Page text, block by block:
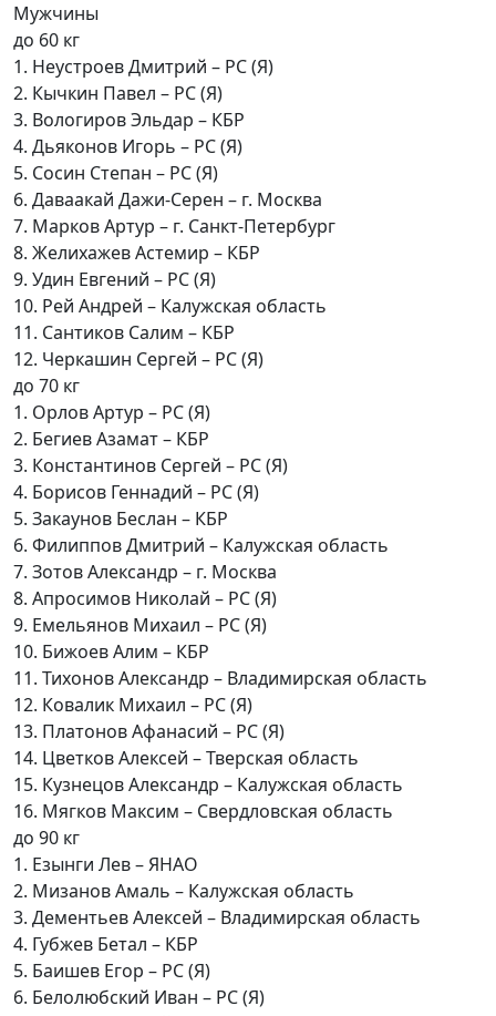
Мужчины
до 60 кг
1. Неустроев Дмитрий – РС (Я)
2. Кычкин Павел – РС (Я)
3. Вологиров Эльдар – КБР
4. Дьяконов Игорь – РС (Я)
5. Сосин Степан – РС (Я)
6. Даваакай Дажи-Серен – г. Москва
7. Марков Артур – г. Санкт-Петербург
8. Желихажев Астемир – КБР
9. Удин Евгений – РС (Я)
10. Рей Андрей – Калужская область
11. Сантиков Салим – КБР
12. Черкашин Сергей – РС (Я)
до 70 кг
1. Орлов Артур – РС (Я)
2. Бегиев Азамат – КБР
3. Константинов Сергей – РС (Я)
4. Борисов Геннадий – РС (Я)
5. Закаунов Беслан – КБР
6. Филиппов Дмитрий – Калужская область
7. Зотов Александр – г. Москва
8. Апросимов Николай – РС (Я)
9. Емельянов Михаил – РС (Я)
10. Бижоев Алим – КБР
11. Тихонов Александр – Владимирская область
12. Ковалик Михаил – РС (Я)
13. Платонов Афанасий – РС (Я)
14. Цветков Алексей – Тверская область
15. Кузнецов Александр – Калужская область
16. Мягков Максим – Свердловская область
до 90 кг
1. Езынги Лев – ЯНАО
2. Мизанов Амаль – Калужская область
3. Дементьев Алексей – Владимирская область
4. Губжев Бетал – КБР
5. Баишев Егор – РС (Я)
6. Белолюбский Иван – РС (Я)